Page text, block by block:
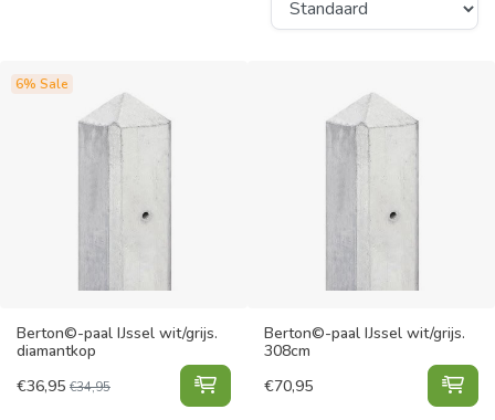
6% Sale
Berton©-paal IJssel wit/grijs.
diamantkop
€36,95 €34,95 Berton©-paal IJssel wit/grijs.
Berton©-paal IJssel wit/grijs.
308cm
€70,95